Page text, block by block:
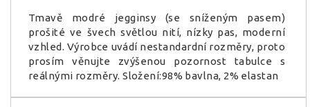
Tmavě modré jegginsy (se sníženým pasem)
prošité ve švech světlou nití, nízky pas, moderní
vzhled. Výrobce uvádí nestandardní rozměry, proto
prosím věnujte zvýšenou pozornost tabulce s
reálnými rozměry. Složení:98% bavlna, 2% elastan